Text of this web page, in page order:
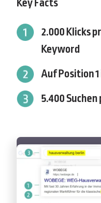
Key Facts
2.000 Klicks
Keyword
Auf Position
5.400